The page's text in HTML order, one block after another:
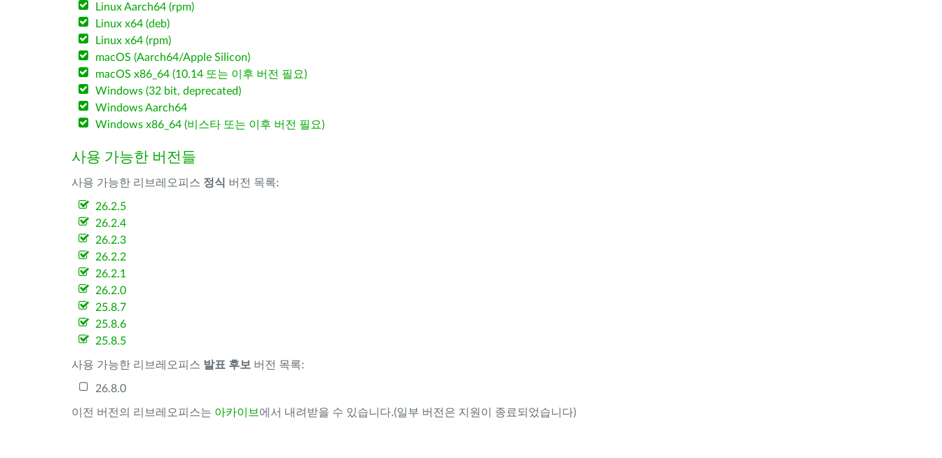
Linux Aarch64 (rpm)
Linux x64 (deb)
Linux x64 (rpm)
macOS (Aarch64/Apple Silicon)
macOS x86_64 (10.14 또는 이후 버전 필요)
Windows (32 bit, deprecated)
Windows Aarch64
Windows x86_64 (비스타 또는 이후 버전 필요)
사용 가능한 버전들
사용 가능한 리브레오피스 정식 버전 목록:
26.2.5
26.2.4
26.2.3
26.2.2
26.2.1
26.2.0
25.8.7
25.8.6
25.8.5
사용 가능한 리브레오피스 발표 후보 버전 목록:
26.8.0
이전 버전의 리브레오피스는 아카이브 에서 내려받을 수 있습니다.(일부 버전은 지원이 종료되었습니다)